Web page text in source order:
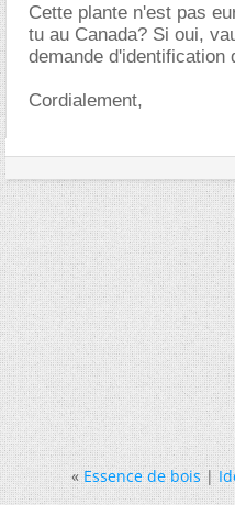
Cette plante n'est pas
tu au Canada? Si oui,
demande d'identification
Cordialement,
« Essence de bois|